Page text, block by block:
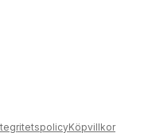
Köpvillkor